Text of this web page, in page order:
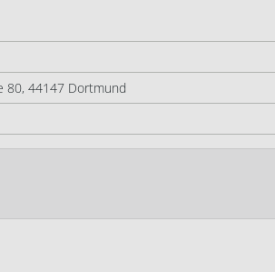
80, 44147 Dortmund